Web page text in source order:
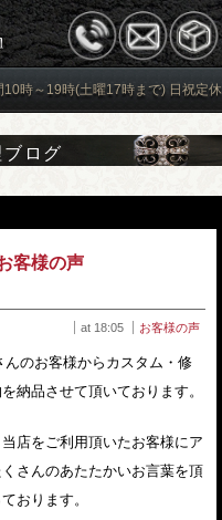
10時～19時(土曜17時まで) 日祝定休
ログ
客様の声
at 18:05 お客様の声
のお客様からカスタム・修
納品させて頂いております。
店をご利用頂いたお客様にア
さんのあたたかいお言葉を頂
おります。